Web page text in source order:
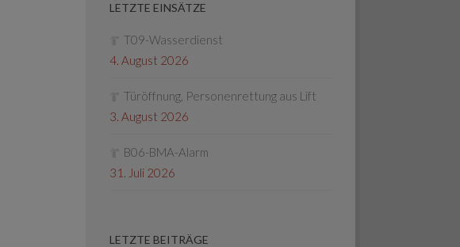
LETZTE EINSÄTZE
T09-Wasserdienst
4. August 2026
Türöffnung, Personenrettung aus Lift
3. August 2026
B06-BMA-Alarm
31. Juli 2026
LETZTE BEITRÄGE